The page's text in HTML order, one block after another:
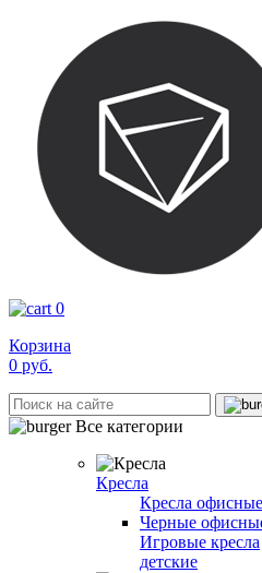
0
Корзина
0 руб.
Все категории
Кресла
Кресла офисные
Черные
Игровые кресла
детские